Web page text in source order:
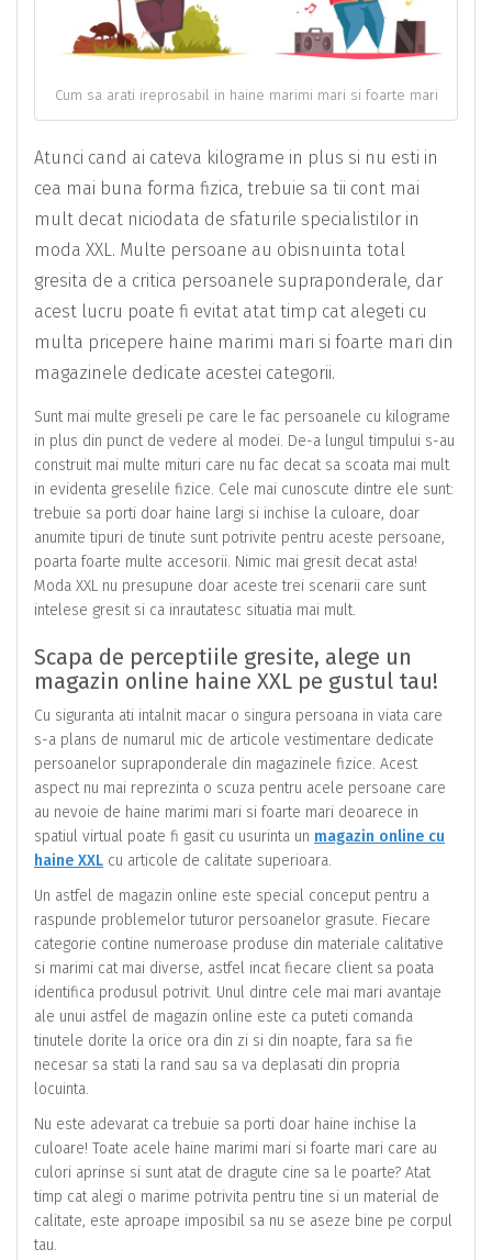
Cum sa arati ireprosabil in haine marimi mari si foarte mari
Atunci cand ai cateva kilograme in plus si nu esti in
cea mai buna forma fizica, trebuie sa tii cont mai
mult decat niciodata de sfaturile specialistilor in
moda XXL. Multe persoane au obisnuinta total
gresita de a critica persoanele supraponderale, dar
acest lucru poate fi evitat atat timp cat alegeti cu
multa pricepere haine marimi mari si foarte mari din
magazinele dedicate acestei categorii.
Sunt mai multe greseli pe care le fac persoanele cu kilograme
in plus din punct de vedere al modei. De-a lungul timpului s-au
construit mai multe mituri care nu fac decat sa scoata mai mult
in evidenta greselile fizice. Cele mai cunoscute dintre ele sunt:
trebuie sa porti doar haine largi si inchise la culoare, doar
anumite tipuri de tinute sunt potrivite pentru aceste persoane,
poarta foarte multe accesorii. Nimic mai gresit decat asta!
Moda XXL nu presupune doar aceste trei scenarii care sunt
intelese gresit si ca inrautatesc situatia mai mult.
Scapa de perceptiile gresite, alege un
magazin online haine XXL pe gustul tau!
Cu siguranta ati intalnit macar o singura persoana in viata care
s-a plans de numarul mic de articole vestimentare dedicate
persoanelor supraponderale din magazinele fizice. Acest
aspect nu mai reprezinta o scuza pentru acele persoane care
au nevoie de haine marimi mari si foarte mari deoarece in
spatiul virtual poate fi gasit cu usurinta un magazin online cu
haine XXL cu articole de calitate superioara.
Un astfel de magazin online este special conceput pentru a
raspunde problemelor tuturor persoanelor grasute. Fiecare
categorie contine numeroase produse din materiale calitative
si marimi cat mai diverse, astfel incat fiecare client sa poata
identifica produsul potrivit. Unul dintre cele mai mari avantaje
ale unui astfel de magazin online este ca puteti comanda
tinutele dorite la orice ora din zi si din noapte, fara sa fie
necesar sa stati la rand sau sa va deplasati din propria
locuinta.
Nu este adevarat ca trebuie sa porti doar haine inchise la
culoare! Toate acele haine marimi mari si foarte mari care au
culori aprinse si sunt atat de dragute cine sa le poarte? Atat
timp cat alegi o marime potrivita pentru tine si un material de
calitate, este aproape imposibil sa nu se aseze bine pe corpul
tau.